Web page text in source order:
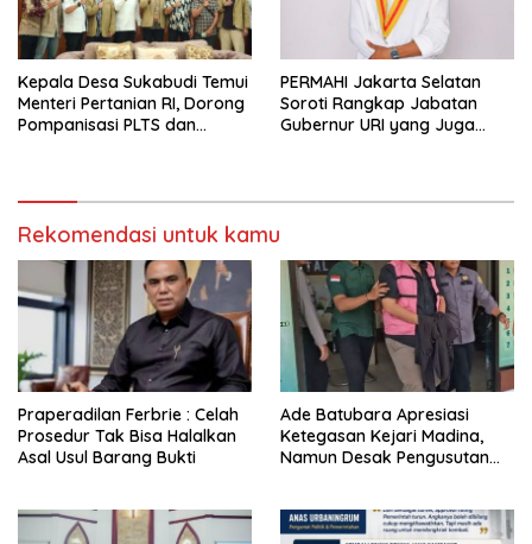
Kepala Desa Sukabudi Temui
Menteri Pertanian RI, Dorong
Pompanisasi PLTS dan
PERMAHI Jakarta Selatan
Soroti Rangkap Jabatan
Gubernur URI yang Juga
Rekomendasi untuk kamu
Praperadilan Ferbrie : Celah
Prosedur Tak Bisa Halalkan
Asal Usul Barang Bukti
Ade Batubara Apresiasi
Ketegasan Kejari Madina,
Namun Desak Pengusutan
Terlibat Kasus Smart Village